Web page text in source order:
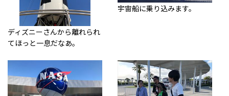
ディズニーさんから離れられ
てほっと一息だなあ。
宇宙船に乗り込みます。